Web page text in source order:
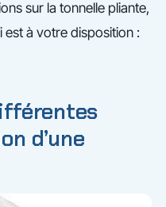
sur la tonnelle pliante,
est à votre disposition :
d’une